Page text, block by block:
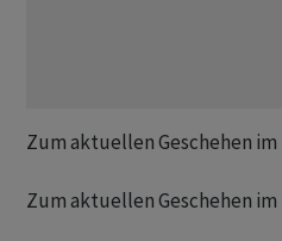
Zum aktuellen Geschehen im
Zum aktuellen Geschehen im